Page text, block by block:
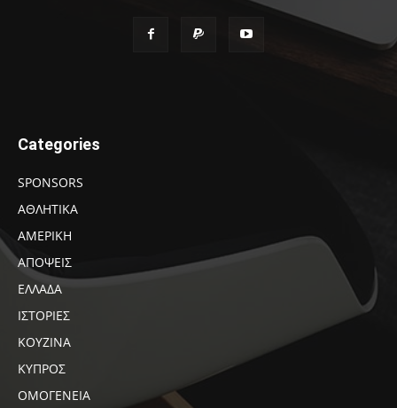
Categories
SPONSORS
ΑΘΛΗΤΙΚΑ
ΑΜΕΡΙΚΗ
ΑΠΟΨΕΙΣ
ΕΛΛΑΔΑ
ΙΣΤΟΡΙΕΣ
ΚΟΥΖΙΝΑ
ΚΥΠΡΟΣ
ΟΜΟΓΕΝΕΙΑ